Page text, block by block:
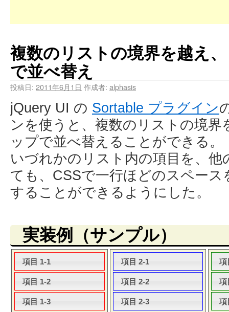
複数のリストの境界を越え
で並べ替え
投稿日: 2011年6月1日 作成者: alphasis
jQuery UI の Sortable プラグイン
ンを使うと、複数のリストの境
ップで並べ替えることができる。
いづれかのリスト内の項目を、
ても、CSSで一行ほどのスペー
することができるようにした。
実装例（サンプル）
項目 1-1
項目 1-2
項目 1-3
項目 2-1
項目 2-2
項目 2-3
項
項
項